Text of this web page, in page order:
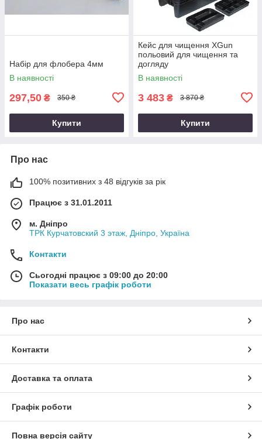
Набір для флобера 4мм
В наявності
297,50 ₴ 350 ₴
Купити
Кейс для чищення XGun
польовий для чищення та
догляду
В наявності
3 483 ₴ 3 870 ₴
Купити
Про нас
100% позитивних з 48 відгуків за рік
Працює з 31.01.2011
м. Дніпро
ТРК Курчатовский 3 этаж, Дніпро, Україна
Контакти
Сьогодні працює з 09:00 до 20:00
Показати весь графік роботи
Про нас
Контакти
Доставка та оплата
Графік роботи
Повна версія сайту